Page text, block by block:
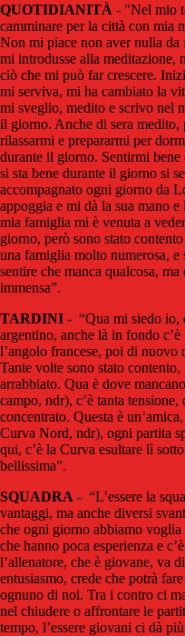
QUOTIDIANITÀ - "Nel mio
camminare per la città con mia
Non mi piace non aver nulla
mi introdusse alla meditazione,
ciò che mi può far crescere.
mi serviva, mi ha cambiato la
mi sveglio, medito e scrivo nel
il giorno. Anche di sera medito,
rilassarmi e prepararmi per
durante il giorno. Sentirmi bene
si sta bene durante il giorno si
accompagnato ogni giorno da
appoggia e mi dà la sua mano
mia famiglia mi è venuta a
giorno, però sono stato
una famiglia molto numerosa,
sentire che manca qualcosa,
immensa”.
TARDINI - “Qua mi siedo io,
argentino, anche là in fondo
l’angolo francese, poi di nuovo
Tante volte sono stato
arrabbiato. Qua è dove
campo, ndr), c’è tanta
concentrato. Questa è
Curva Nord, ndr), ogni partita
qui, c’è la Curva esultare lì
bellissima”.
SQUADRA - “L’essere la
vantaggi, ma anche diversi
che ogni giorno abbiamo
che hanno poca esperienza e
l’allenatore, che è giovane, va
entusiasmo, crede che potrà
ognuno di noi. Tra i contro ci
nel chiudere o affrontare le
tempo, l’essere giovani ci dà